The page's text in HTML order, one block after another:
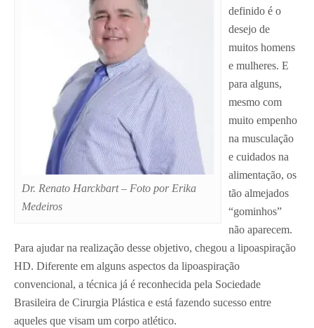
Dr. Renato Harckbart – Foto por Erika
Medeiros
definido é o
desejo de
muitos homens
e mulheres. E
para alguns,
mesmo com
muito empenho
na musculação
e cuidados na
alimentação, os
tão almejados
“gominhos”
não aparecem.
Para ajudar na realização desse objetivo, chegou a lipoaspiração
HD. Diferente em alguns aspectos da lipoaspiração
convencional, a técnica já é reconhecida pela Sociedade
Brasileira de Cirurgia Plástica e está fazendo sucesso entre
aqueles que visam um corpo atlético.